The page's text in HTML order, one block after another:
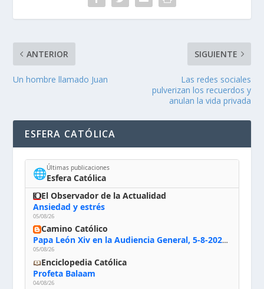
ANTERIOR
Un hombre llamado Juan
SIGUIENTE
Las redes sociales
pulverizan los recuerdos y
anulan la vida privada
ESFERA CATÓLICA
🌐Últimas publicaciones
Esfera Católica
El Observador de la Actualidad
Ansiedad y estrés
05/08/26
Camino Católico
Papa León Xiv en la Audiencia General, 5-8-2026: «Dios en el primer puesto; la oración, nuestra primera obligación; la liturgia, la primera fuente de la vida divina que se nos comunica, la primera escuela de nuestra vida espiritual»
05/08/26
Enciclopedia Católica
Profeta Balaam
04/08/26